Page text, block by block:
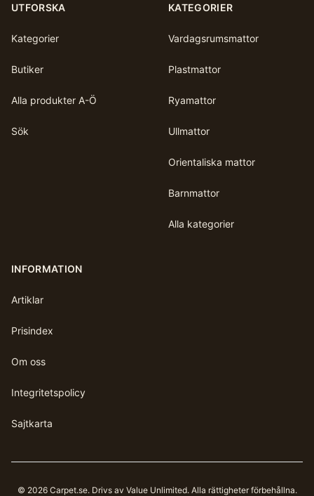
UTFORSKA
Kategorier
Butiker
Alla produkter A-Ö
Sök
KATEGORIER
Vardagsrumsmattor
Plastmattor
Ryamattor
Ullmattor
Orientaliska mattor
Barnmattor
Alla kategorier
INFORMATION
Artiklar
Prisindex
Om oss
Integritetspolicy
Sajtkarta
© 2026 Carpet.se. Drivs av Value Unlimited. Alla rättigheter förbehållna.